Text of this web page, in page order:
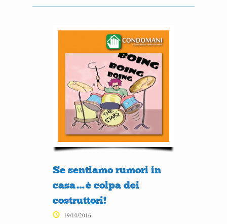
Se sentiamo rumori in
casa…è colpa dei
costruttori!
19/10/2016